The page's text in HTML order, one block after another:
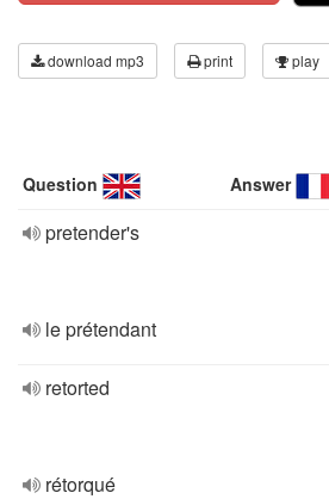
download mp3 print play
Question Answer
pretender's
le prétendant
retorted
rétorqué